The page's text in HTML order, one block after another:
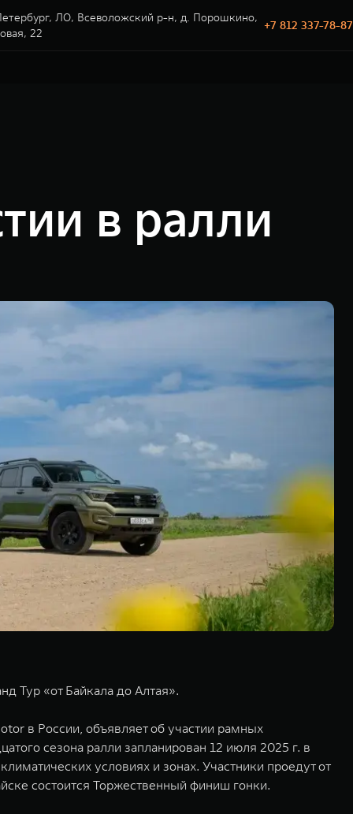
ЛО, Всеволожский р-н, д. Порошкино,
22
+7 812 337-78-87
в ралли
Тур «от Байкала до Алтая».
в России, объявляет об участии рамных
сезона ралли запланирован 12 июля 2025 г. в
условиях и зонах. Участники проедут от
состоится Торжественный финиш гонки.